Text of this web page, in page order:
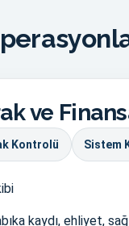
ve
Kontrolü Sistem
kaydı, ehliyet,